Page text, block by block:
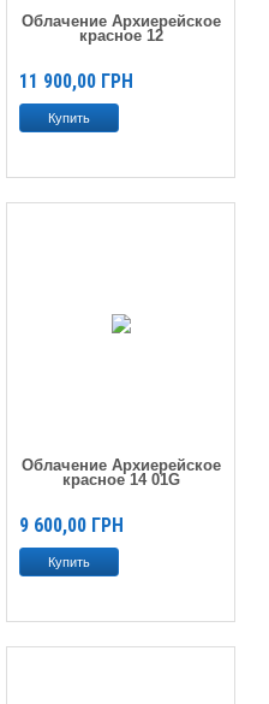
Облачение Архиерейское
красное 12
11 900,00 ГРН
Облачение Архиерейское
красное 14 01G
9 600,00 ГРН